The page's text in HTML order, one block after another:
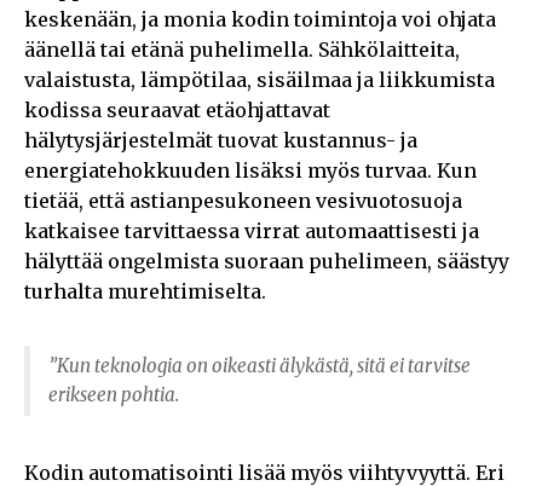
keskenään, ja monia kodin toimintoja voi ohjata
äänellä tai etänä puhelimella. Sähkölaitteita,
valaistusta, lämpötilaa, sisäilmaa ja liikkumista
kodissa seuraavat etäohjattavat
hälytysjärjestelmät tuovat kustannus- ja
energiatehokkuuden lisäksi myös turvaa. Kun
tietää, että astianpesukoneen vesivuotosuoja
katkaisee tarvittaessa virrat automaattisesti ja
hälyttää ongelmista suoraan puhelimeen, säästyy
turhalta murehtimiselta.
”Kun teknologia on oikeasti älykästä, sitä ei tarvitse
erikseen pohtia.
Kodin automatisointi lisää myös viihtyvyyttä. Eri